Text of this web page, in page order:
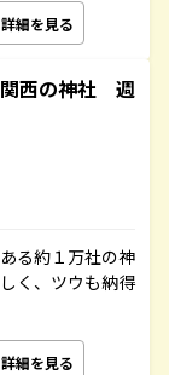
詳細を見る
西の神社 週
る約１万社の神
く、ツウも納得
詳細を見る